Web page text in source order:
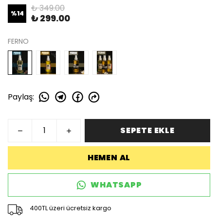
%14 ₺ 349.00
₺ 299.00
FERNO
Paylaş:
SEPETE EKLE
HEMEN AL
WHATSAPP
400TL üzeri ücretsiz kargo